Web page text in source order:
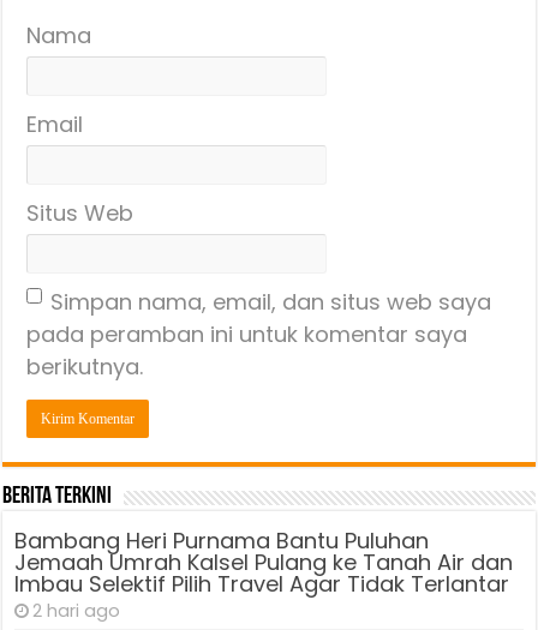
Nama
Email
Situs Web
Simpan nama, email, dan situs web saya
pada peramban ini untuk komentar saya
berikutnya.
Berita Terkini
Bambang Heri Purnama Bantu Puluhan
Jemaah Umrah Kalsel Pulang ke Tanah Air dan
Imbau Selektif Pilih Travel Agar Tidak Terlantar
2 hari ago